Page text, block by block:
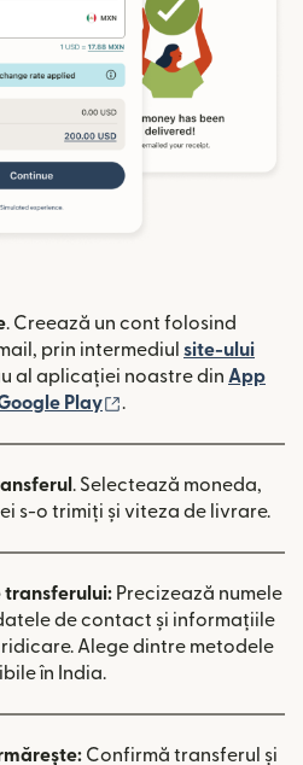
. Creează un cont folosind
prin intermediul site-ului
deschide într-o fereastră nouă)
al aplicației noastre din App
într-o fereastră nouă)
Play (se deschide într-o
.
. Selectează moneda,
s-o trimiți și viteza de livrare.
transferului: Precizează numele
de contact și informațiile
Alege dintre metodele
în India.
Confirmă transferul și